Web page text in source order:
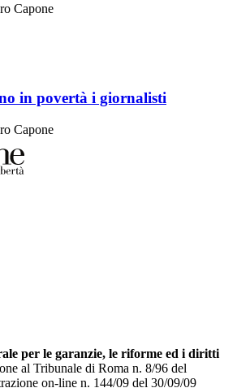
Capone
in povertà i giornalisti
Capone
per le garanzie, le riforme ed i diritti
al Tribunale di Roma n. 8/96 del
on-line n. 144/09 del 30/09/09